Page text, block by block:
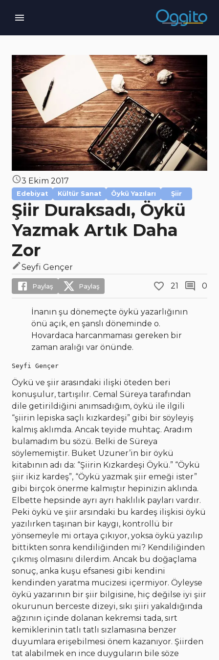
3 Ekim 2017
Edebiyat Kültür Sanat Öykü Yazıları Şiir
Şiir Duraksadı, Öykü
Yazmak Artık Daha
Zor
Seyfi Gençer
Paylaş Paylaş 21 0
İnanın şu dönemeçte öykü yazarlığının
önü açık, en şanslı döneminde o.
Hovardaca harcanmaması gereken bir
zaman aralığı var önünde.
Seyfi Gençer
Öykü ve şiir arasındaki ilişki öteden beri
konuşulur, tartışılır. Cemal Süreya tarafından
dile getirildiğini anımsadığım, öykü ile ilgili
“şiirin lepiska saçlı kızkardeşi” gibi bir söyleyiş
kalmış aklımda. Ancak teyide muhtaç. Aradım
bulamadım bu sözü. Belki de Süreya
söylememiştir. Buket Uzuner’in bir öykü
kitabının adı da: “Şiirin Kızkardeşi Öykü.” “Öykü
şiir ikiz kardeş”, “Öykü yazmak şiir emeği ister”
gibi birçok önerme kalmıştır hepinizin aklında.
Elbette hepsinde ayrı ayrı haklılık payları vardır.
Peki öykü ve şiir arsındaki bu kardeş ilişkisi öykü
yazılırken taşınan bir kaygı, kontrollü bir
yönsemeyle mi ortaya çıkıyor, yoksa öykü yazılıp
bittikten sonra kendiliğinden mi? Kendiliğinden
çıkmış olmasını dilerdim. Ancak bu doğaçlama
sonuç, anka kuşu efsanesi gibi kendini
kendinden yaratma mucizesi içermiyor. Öyleyse
öykü yazarının bir şiir bilgisine, hiç değilse iyi şiir
okurunun berceste dizeyi, sıkı şiiri yakaldığında
ağzının içinde dolanan kekremsi tada, sırt
kemiklerinin tatlı tatlı sızlamasına benzer
duyumlara erişebilmesi önem kazanıyor. Şiirden
tat alabilmek en ince duyguların bile söze